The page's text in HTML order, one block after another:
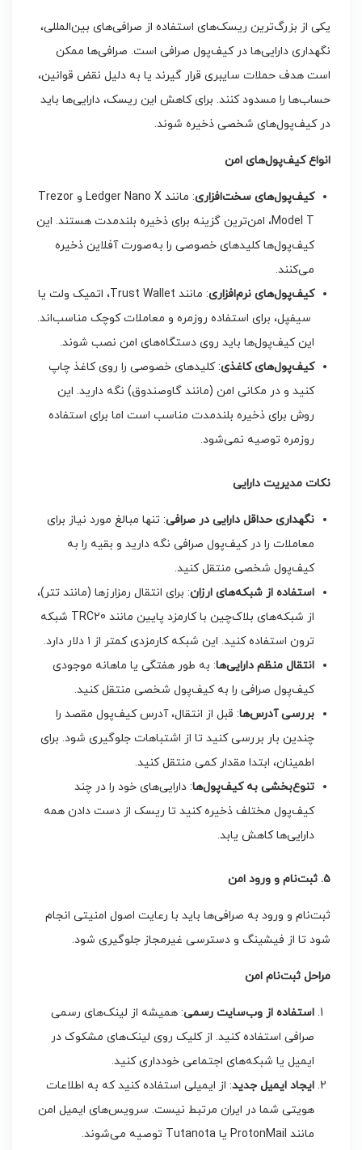
یکی از بزرگ‌ترین ریسک‌های استفاده از صرافی‌های بین‌المللی،
نگهداری دارایی‌ها در کیف‌پول صرافی است. صرافی‌ها ممکن
است هدف حملات سایبری قرار گیرند یا به دلیل نقض قوانین،
حساب‌ها را مسدود کنند. برای کاهش این ریسک، دارایی‌ها باید
در کیف‌پول‌های شخصی ذخیره شوند.
انواع کیف‌پول‌های امن
کیف‌پول‌های سخت‌افزاری
: مانند Ledger Nano X و Trezor
Model T، امن‌ترین گزینه برای ذخیره بلندمدت هستند. این
کیف‌پول‌ها کلیدهای خصوصی را به‌صورت آفلاین ذخیره
می‌کنند.
کیف‌پول‌های نرم‌افزاری
: مانند Trust Wallet، اتمیک ولت یا
سیفپل، برای استفاده روزمره و معاملات کوچک مناسب‌اند.
این کیف‌پول‌ها باید روی دستگاه‌های امن نصب شوند.
کیف‌پول‌های کاغذی: کلیدهای خصوصی را روی کاغذ چاپ
کنید و در مکانی امن (مانند گاوصندوق) نگه دارید. این
روش برای ذخیره بلندمدت مناسب است اما برای استفاده
روزمره توصیه نمی‌شود.
نکات مدیریت دارایی
نگهداری حداقل دارایی در صرافی: تنها مبالغ مورد نیاز برای
معاملات را در کیف‌پول صرافی نگه دارید و بقیه را به
کیف‌پول شخصی منتقل کنید.
استفاده از شبکه‌های ارزان: برای انتقال رمزارزها (مانند تتر)،
از شبکه‌های بلاک‌چین با کارمزد پایین مانند TRC20 شبکه
ترون استفاده کنید. این شبکه کارمزدی کمتر از ۱ دلار دارد.
انتقال منظم دارایی‌ها: به طور هفتگی یا ماهانه موجودی
کیف‌پول صرافی را به کیف‌پول شخصی منتقل کنید.
بررسی آدرس‌ها: قبل از انتقال، آدرس کیف‌پول مقصد را
چندین بار بررسی کنید تا از اشتباهات جلوگیری شود. برای
اطمینان، ابتدا مقدار کمی منتقل کنید.
تنوع‌بخشی به کیف‌پول‌ها: دارایی‌های خود را در چند
کیف‌پول مختلف ذخیره کنید تا ریسک از دست دادن همه
دارایی‌ها کاهش یابد.
۵. ثبت‌نام و ورود امن
ثبت‌نام و ورود به صرافی‌ها باید با رعایت اصول امنیتی انجام
شود تا از فیشینگ و دسترسی غیرمجاز جلوگیری شود.
مراحل ثبت‌نام امن
استفاده از وب‌سایت رسمی: همیشه از لینک‌های رسمی
صرافی استفاده کنید. از کلیک روی لینک‌های مشکوک در
ایمیل یا شبکه‌های اجتماعی خودداری کنید.
ایجاد ایمیل جدید: از ایمیلی استفاده کنید که به اطلاعات
هویتی شما در ایران مرتبط نیست. سرویس‌های ایمیل امن
مانند ProtonMail یا Tutanota توصیه می‌شوند.